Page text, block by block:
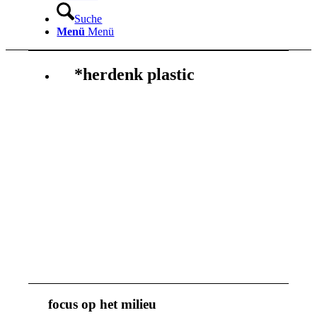
Suche
Menü Menü
*herdenk plastic
focus op het milieu